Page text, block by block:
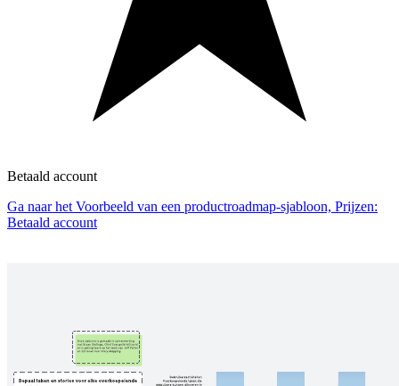
Betaald account
Ga naar het Voorbeeld van een productroadmap-sjabloon, Prijzen:
Betaald account